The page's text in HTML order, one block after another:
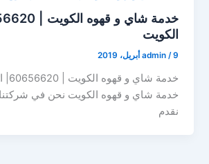
الكويت
admin /9 أبريل، 2019
خدمة شاي و قهوه الكويت نحن في شركتنا
نقدم